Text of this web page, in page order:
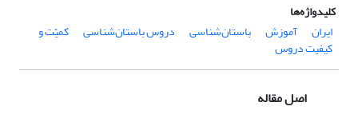
کلیدواژه‌ها
ایران
آموزش باستان‌شناسی دروس باستان‌شناسی کمیّت و
کیفیت دروس
اصل مقاله